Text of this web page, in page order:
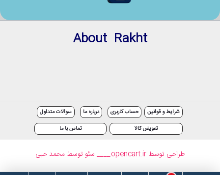
About Rakht
شرایط و قوانین حساب کاربری درباره ما
سوالات متداول
تعویض کالا
تماس با ما
طراحی توسط opencart.ir ____ سئو توسط محمد حبی